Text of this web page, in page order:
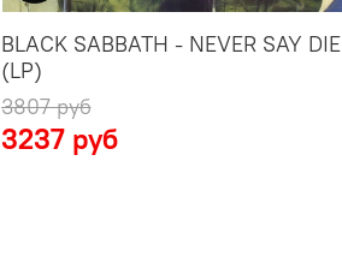
BLACK SABBATH - NEVER SAY DIE
(LP)
3807 руб
3237 руб